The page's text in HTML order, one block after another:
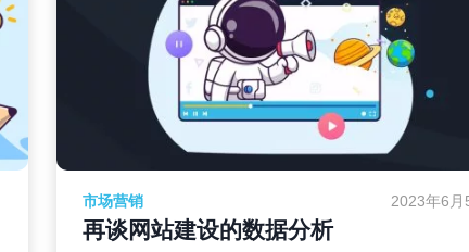
2023年6月
市场营销
再谈网站建设的数据分析